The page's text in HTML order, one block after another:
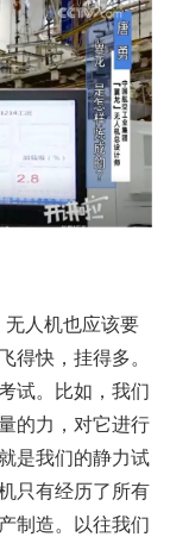
无人机也应该要
得快，挂得多。
试。比如，我们
的力，对它进行
是我们的静力试
只有经历了所有
制造。以往我们